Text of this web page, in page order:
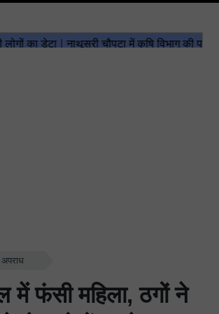
अपराध
में फंसी महिला, ठगों ने